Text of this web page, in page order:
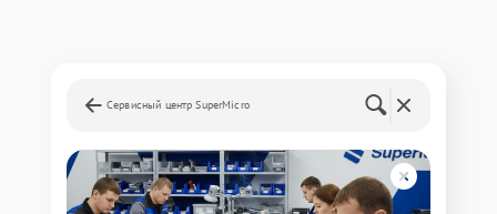
Сервисный центр SuperMicro